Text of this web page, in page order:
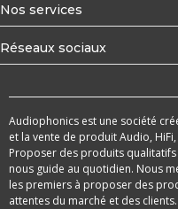
Nos services
Réseaux sociaux
Audiophonics est une société
et la vente de produit Audio,
Proposer des produits
nous guide au quotidien. Nous
les premiers à proposer des
attentes du marché et des clients.